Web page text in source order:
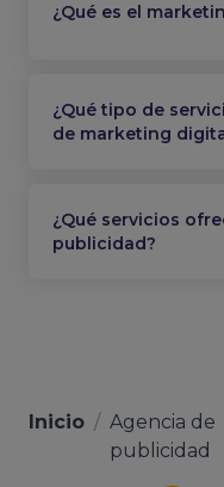
¿Qué es el
¿Qué tipo de
de marketing
¿Qué servicios
publicidad?
Inicio / Agencia de
publicidad